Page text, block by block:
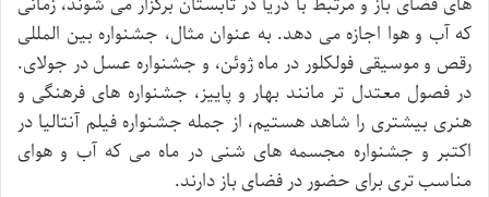
که آب و هوا اجازه می دهد. به عنوان مثال، جشنواره بین المللی
رقص و موسیقی فولکلور در ماه ژوئن، و جشنواره عسل در جولای.
در فصول معتدل تر مانند بهار و پاییز، جشنواره های فرهنگی و
هنری بیشتری را شاهد هستیم، از جمله جشنواره فیلم آنتالیا در
اکتبر و جشنواره مجسمه های شنی در ماه می که آب و هوای
مناسب تری برای حضور در فضای باز دارند.